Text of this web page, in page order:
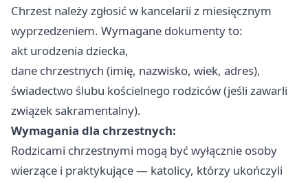
Chrzest należy zgłosić w kancelarii z miesięcznym
wyprzedzeniem. Wymagane dokumenty to:
akt urodzenia dziecka,
dane chrzestnych (imię, nazwisko, wiek, adres),
świadectwo ślubu kościelnego rodziców (jeśli zawarli
związek sakramentalny).
Wymagania dla chrzestnych:
Rodzicami chrzestnymi mogą być wyłącznie osoby
wierzące i praktykujące — katolicy, którzy ukończyli